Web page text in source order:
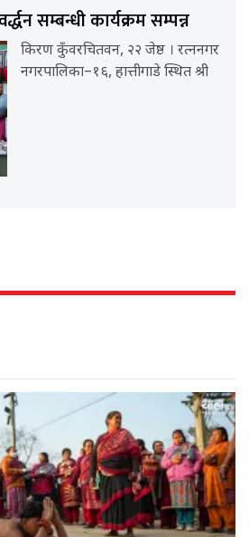
सम्बन्धी कार्यक्रम सम्पन्न
किरण कुँवरचितवन, २२ जेष्ठ । रत्ननगर
नगरपालिका–१६, हात्तीगाडे स्थित श्री